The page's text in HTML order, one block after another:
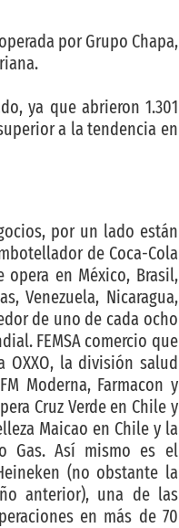
por Grupo Chapa,
ya que abrieron 1.301
a la tendencia en
por un lado están
de Coca-Cola
en México, Brasil,
Venezuela, Nicaragua,
de uno de cada ocho
FEMSA comercio que
OXXO, la división salud
Moderna, Farmacon y
Cruz Verde en Chile y
Maicao en Chile y la
Gas. Así mismo es el
(no obstante la
anterior), una de las
en más de 70